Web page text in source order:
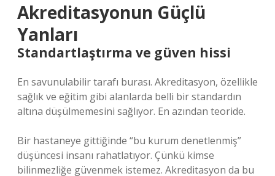
Akreditasyonun Güçlü
Yanları
Standartlaştırma ve güven hissi
En savunulabilir tarafı burası. Akreditasyon, özellikle
sağlık ve eğitim gibi alanlarda belli bir standardın
altına düşülmemesini sağlıyor. En azından teoride.
Bir hastaneye gittiğinde “bu kurum denetlenmiş”
düşüncesi insanı rahatlatıyor. Çünkü kimse
bilinmezliğe güvenmek istemez. Akreditasyon da bu